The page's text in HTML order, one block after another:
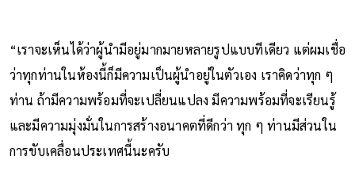
“เราจะเห็นได้ว่าผู้นำมีอยู่มากมายหลายรูปแบบทีเดียว แต่ผมเชื่อ
ว่าทุกท่านในห้องนี้ก็มีความเป็นผู้นำอยู่ในตัวเอง เราคิดว่าทุก ๆ
ท่าน ถ้ามีความพร้อมที่จะเปลี่ยนแปลง มีความพร้อมที่จะเรียนรู้
และมีความมุ่งมั่นในการสร้างอนาคตที่ดีกว่า ทุก ๆ ท่านมีส่วนใน
การขับเคลื่อนประเทศนี้นะครับ